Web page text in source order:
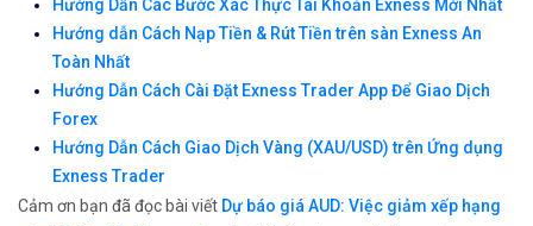
Hướng Dẫn Các Bước Xác Thực Tài Khoản Exness Mới Nhất
Hướng dẫn Cách Nạp Tiền & Rút Tiền trên sàn Exness An
Toàn Nhất
Hướng Dẫn Cách Cài Đặt Exness Trader App Để Giao Dịch
Forex
Hướng Dẫn Cách Giao Dịch Vàng (XAU/USD) trên Ứng dụng
Exness Trader
Cảm ơn bạn đã đọc bài viết Dự báo giá AUD: Việc giảm xếp hạng